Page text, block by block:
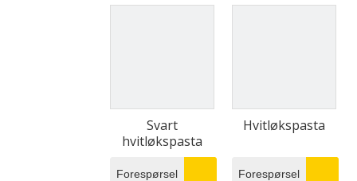
Svart
hvitløkspasta
Forespørsel
Hvitløkspasta
Forespørsel